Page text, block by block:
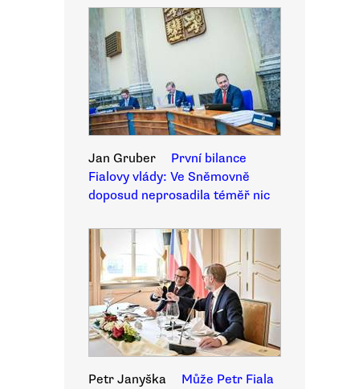
Jan Gruber
První bilance
Fialovy vlády: Ve Sněmovně
doposud neprosadila téměř nic
Petr Janyška
Může Petr Fiala